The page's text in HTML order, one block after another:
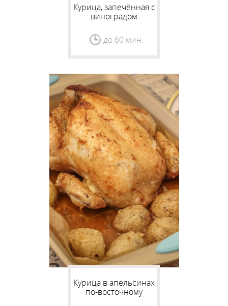
Курица, запечённая с
виноградом
до 60 мин.
Курица в апельсинах
по-восточному